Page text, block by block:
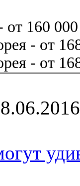
от 160
- от
- от